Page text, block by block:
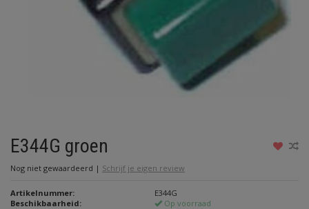
E344G groen
Nog niet gewaardeerd | Schrijf je eigen review
Artikelnummer:
E344G
Beschikbaarheid:
Op voorraad